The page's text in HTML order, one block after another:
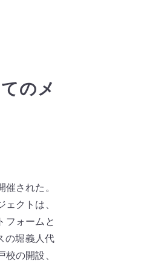
のメ
された。
クトは、
フォームと
の堀義人代
の開設、